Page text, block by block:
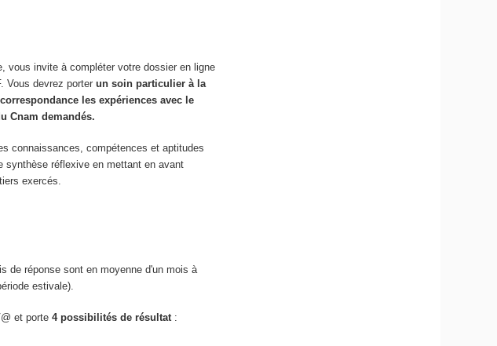
vous invite à compléter votre dossier en ligne
Vous devrez porterun soin particulier à la
les expériences avec le
Cnam demandés.
connaissances, compétences et aptitudes
synthèse réflexive en mettant en avant
exercés.
de réponse sont en moyenne d'un mois à
estivale).
et porte4 possibilités de résultat: